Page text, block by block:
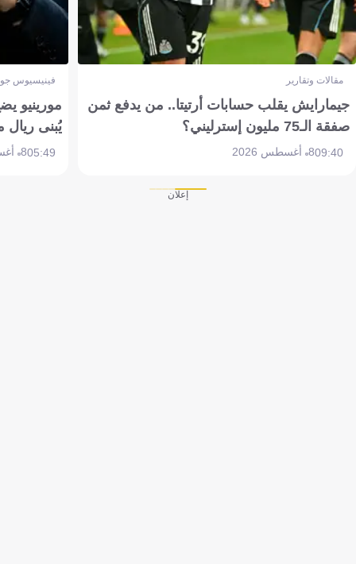
مقالات وتقارير
جيمارايش يقلب حسابات أرتيتا.. من يدفع ثمن
صفقة الـ75 مليون إسترليني؟
09:408 أغسطس 2026
فينيسيوس
مورينيو
يُبنى ريال
05:498 أغسطس 2026
إعلان